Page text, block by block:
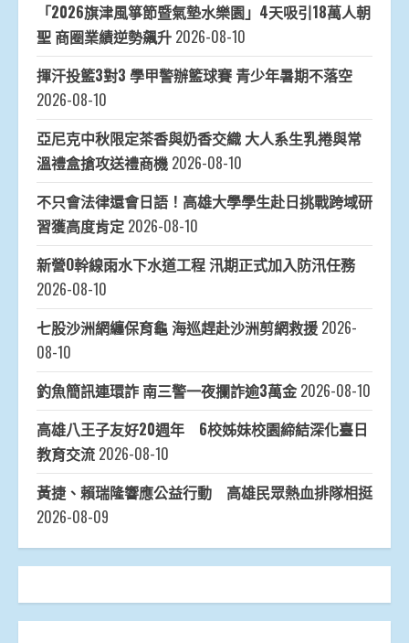
「2026旗津風箏節暨氣墊水樂園」4天吸引18萬人朝
聖 商圈業績逆勢飆升 2026-08-10
揮汗投籃3對3 學甲警辦籃球賽 青少年暑期不落空
2026-08-10
亞尼克中秋限定茶香與奶香交織 大人系生乳捲與常
溫禮盒搶攻送禮商機 2026-08-10
不只會法律還會日語！高雄大學學生赴日挑戰跨域研
習獲高度肯定 2026-08-10
新營O幹線雨水下水道工程 汛期正式加入防汛任務
2026-08-10
七股沙洲網纏保育龜 海巡趕赴沙洲剪網救援 2026-
08-10
釣魚簡訊連環詐 南三警一夜攔詐逾3萬金 2026-08-10
高雄八王子友好20週年 6校姊妹校園締結深化臺日
教育交流 2026-08-10
黃捷、賴瑞隆響應公益行動 高雄民眾熱血排隊相挺
2026-08-09